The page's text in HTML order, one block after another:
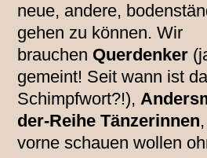
neue, andere,
gehen zu können. Wir
brauchen Querdenker
gemeint! Seit wann ist
Schimpfwort?!),
der-Reihe Tänzerinnen
vorne schauen wollen